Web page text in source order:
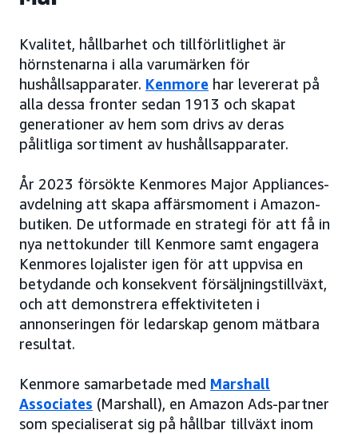
Kvalitet, hållbarhet och tillförlitlighet är
hörnstenarna i alla varumärken för
hushållsapparater. Kenmore har levererat på
alla dessa fronter sedan 1913 och skapat
generationer av hem som drivs av deras
pålitliga sortiment av hushållsapparater.
År 2023 försökte Kenmores Major Appliances-
avdelning att skapa affärsmoment i Amazon-
butiken. De utformade en strategi för att få in
nya nettokunder till Kenmore samt engagera
Kenmores lojalister igen för att uppvisa en
betydande och konsekvent försäljningstillväxt,
och att demonstrera effektiviteten i
annonseringen för ledarskap genom mätbara
resultat.
Kenmore samarbetade med Marshall
Associates (Marshall), en Amazon Ads-partner
som specialiserat sig på hållbar tillväxt inom